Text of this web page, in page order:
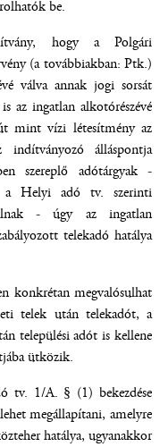
be.
hogy a Polgári
(a továbbiakban: Ptk.)
válva annak jogi sorsát
az ingatlan alkotórészévé
mint vízi létesítmény az
álláspontja
szereplő adótárgyak -
a Helyi adó tv. szerinti
- úgy az ingatlan
telekadó hatálya
konkrétan megvalósulhat
telek után telekadót, a
települési adót is kellene
ütközik.
tv. 1/A. § (1) bekezdése
megállapítani, amelyre
hatálya, ugyanakkor